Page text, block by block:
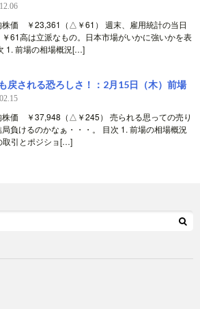
株価 ￥23,361（△￥61） 週末、雇用統計の当日
61高は立派なもの。日本市場がいかに強いかを表
1. 前場の相場概況[…]
戻される恐ろしさ！：2月15日（木）前場
株価 ￥37,948（△￥245） 売られる思っての売り
負けるのかなぁ・・・。 目次 1. 前場の相場概況
取引とポジショ[…]